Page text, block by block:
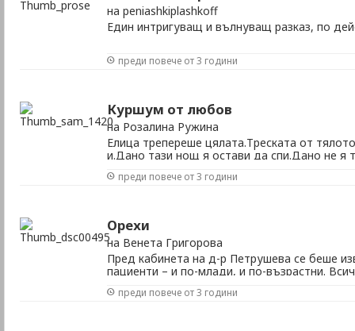
на peniashkiplashkoff
Един интригуващ и вълнуващ разказ, по
преди повече от 3 години
Куршум от любов
на Розалина Ружина
Елица трепереше цялата.Треската от
и.Дано тази нощ я остави да спи.Дано не я
помогне,а само да стане още по-
преди повече от 3 години
Орехи
на Венета Григорова
Пред кабинета на д-р Петрушева се беше
пациенти – и по-млади, и по-възрастни.
докторката – тя си беше такава –
преди повече от 3 години